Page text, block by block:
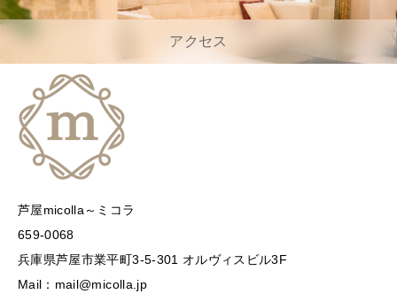
アクセス
芦屋micolla～ミコラ
659-0068
兵庫県芦屋市業平町3-5-301 オルヴィスビル3F
Mail：mail@micolla.jp